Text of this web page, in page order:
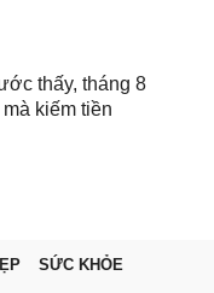
thấy, tháng 8
kiếm tiền
SỨC KHỎE